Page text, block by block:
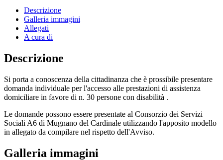
Descrizione
Galleria immagini
Allegati
A cura di
Descrizione
Si porta a conoscenza della cittadinanza che è prossibile presentare
domanda individuale per l'accesso alle prestazioni di assistenza
domiciliare in favore di n. 30 persone con disabilità .
Le domande possono essere presentate al Consorzio dei Servizi
Sociali A6 di Mugnano del Cardinale utilizzando l'apposito modello
in allegato da compilare nel rispetto dell'Avviso.
Galleria immagini